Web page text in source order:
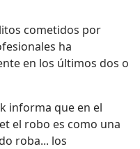
cometidos por
ha
en los últimos dos o
informa que en el
el robo es como una
roba... los